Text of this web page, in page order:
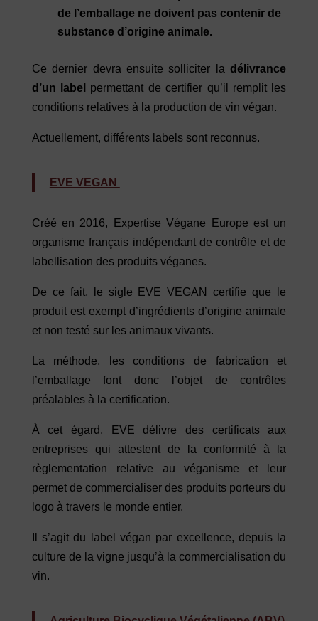
de l’emballage ne doivent pas contenir de
substance d’origine animale.
Ce dernier devra ensuite solliciter ladélivrance
d’un label
permettant de certifier qu’il remplit les
conditions relatives à la production de vin végan.
Actuellement, différents labels sont reconnus.
EVE VEGAN
Créé en 2016, Expertise Végane Europe est un
organisme français indépendant de contrôle et de
labellisation des produits véganes.
De ce fait, le sigle EVE VEGAN certifie que le
produit est exempt d’ingrédients d’origine animale
et non testé sur les animaux vivants.
La méthode, les conditions de fabrication et
l’emballage font donc l’objet de contrôles
préalables à la certification.
À cet égard, EVE délivre des certificats aux
entreprises qui attestent de la conformité à la
règlementation relative au véganisme et leur
permet de commercialiser des produits porteurs du
logo à travers le monde entier.
Il s’agit du label végan par excellence, depuis la
culture de la vigne jusqu’à la commercialisation du
vin.